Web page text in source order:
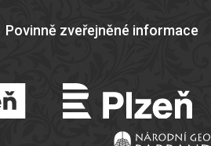
Povinně zveřejněné informace